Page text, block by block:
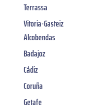
Terrassa
Vitoria-Gasteiz
Alcobendas
Badajoz
Cádiz
Coruña
Getafe